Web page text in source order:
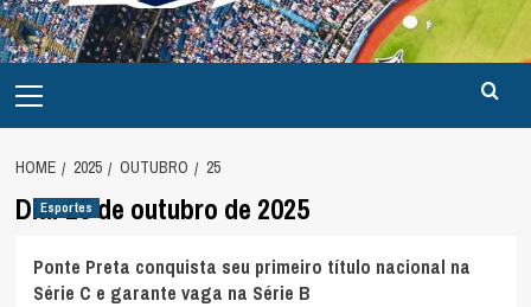
Menu
HOME 2025 OUTUBRO 25
Dia:25 de outubro de 2025
Esportes
Ponte Preta conquista seu primeiro título nacional na
Série C e garante vaga na Série B